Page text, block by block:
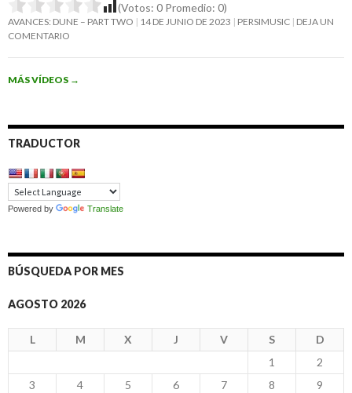
(Votos: 0 Promedio: 0)
AVANCES: DUNE – PART TWO 14 DE JUNIO DE 2023 PERSIMUSIC DEJA UN
COMENTARIO
MÁS VÍDEOS →
TRADUCTOR
Powered by Translate
BÚSQUEDA POR MES
AGOSTO 2026
L M X J V S
D
1
2
3
4 5 6 7 8
9